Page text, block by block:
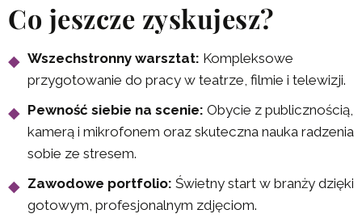
Co jeszcze zyskujesz?
Wszechstronny warsztat: Kompleksowe
przygotowanie do pracy w teatrze, filmie i telewizji.
Pewność siebie na scenie: Obycie z publicznością,
kamerą i mikrofonem oraz skuteczna nauka radzenia
sobie ze stresem.
Zawodowe portfolio: Świetny start w branży dzięki
gotowym, profesjonalnym zdjęciom.